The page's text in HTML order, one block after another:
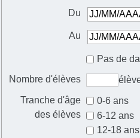
Du
Au
Pas de
Nombre d'élèves
Tranche d'âge
des élèves
0-6 ans
6-12 ans
12-18 ans